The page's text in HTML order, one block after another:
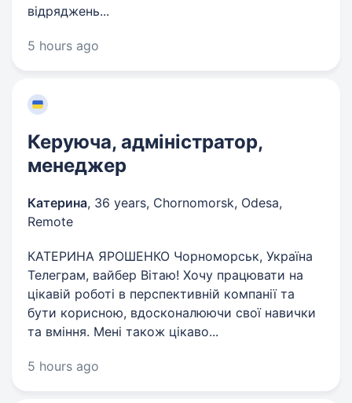
відряджень...
5 hours ago
Керуюча, адміністратор,
менеджер
Катерина, 36 years, Chornomorsk, Odesa,
Remote
КАТЕРИНА ЯРОШЕНКО Чорноморськ, Україна
Телеграм, вайбер Вітаю! Хочу працювати на
цікавій роботі в перспективній компанії та
бути корисною, вдосконалюючи свої навички
та вміння. Мені також цікаво...
5 hours ago